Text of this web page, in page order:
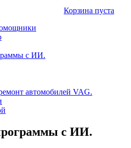
Корзина пуста
с ИИ.
автомобилей VAG.
с ИИ.